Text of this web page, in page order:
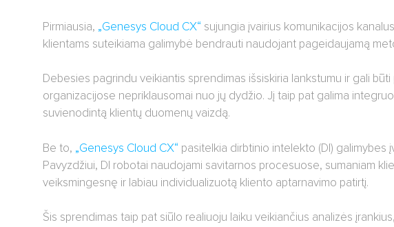
Pirmiausia, „Genesys Cloud CX“ sujungia įvairius komunikacijos
klientams suteikiama galimybė bendrauti naudojant pageidaujamą
Debesies pagrindu veikiantis sprendimas išsiskiria lankstumu ir gali
organizacijose nepriklausomai nuo jų dydžio. Jį taip pat galima
suvienodintą klientų duomenų vaizdą.
Be to, „Genesys Cloud CX“ pasitelkia dirbtinio intelekto (DI)
Pavyzdžiui, DI robotai naudojami savitarnos procesuose, sumaniam
veiksmingesnę ir labiau individualizuotą kliento aptarnavimo patirtį.
Šis sprendimas taip pat siūlo realiuoju laiku veikiančius analizės